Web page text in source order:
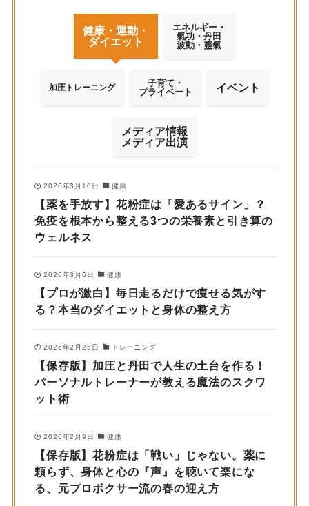
健康・運動・
ダイエット
エネルギー・
氣功・丹田
波動・靈氣
加圧トレーニング
子育て・
プライベート
イベント
メディア情報
メディア出演
2026年3月10日 健康
【薬を手放す】花粉症は「愛あるサイン」？
免疫を根本から整える3つの栄養素と引き算の
ウェルネス
2026年3月6日 健康
【プロが激白】毎日走るだけで痩せる気がす
る？本当のダイエットと身体の整え方
2026年2月25日 トレーニング
【保存版】加圧と丹田で人生の土台を作る！
パーソナルトレーナーが教える魔法のスクワ
ット術
2026年2月9日 健康
【保存版】花粉症は「戦い」じゃない。薬に
頼らず、身体と心の『声』を聴いて楽にな
る、元プロボクサー流の春の迎え方